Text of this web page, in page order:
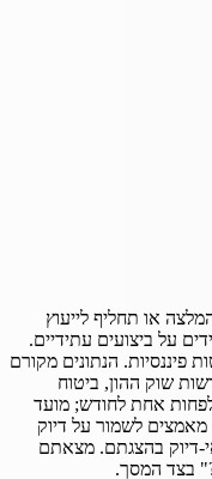
או תחליף לייעוץ
על ביצועים עתידיים.
פיננסיות. הנתונים מקורם
שוק ההון, ביטוח
אחת לחודש; מועד
לשמור על דיוק
דיוק בהצגתם. מצאתם
בצד המסך.